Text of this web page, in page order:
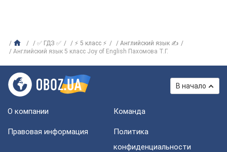
✅ ГДЗ ✅ ⚡ 5 класс ⚡
Английский язык ✍
Английский язык 5 класс Joy of English Пахомова Т.Г.
В начало
О компании Команда
Правовая информация
Политика
конфиденциальности